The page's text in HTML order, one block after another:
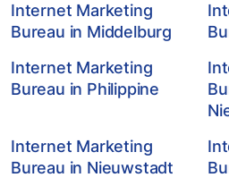
Internet Marketing
Bureau in Middelburg
Internet Marketing
Bureau in Philippine
Internet Marketing
Bureau in Nieuwstadt